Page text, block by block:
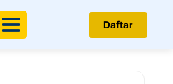
Menu Daftar